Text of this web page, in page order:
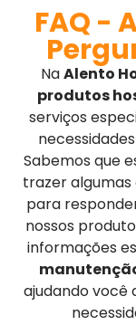
FAQ -
NaAlento
produtos
serviços
Sabemos que
trazer algumas
para
nossos
informações
ajudando você